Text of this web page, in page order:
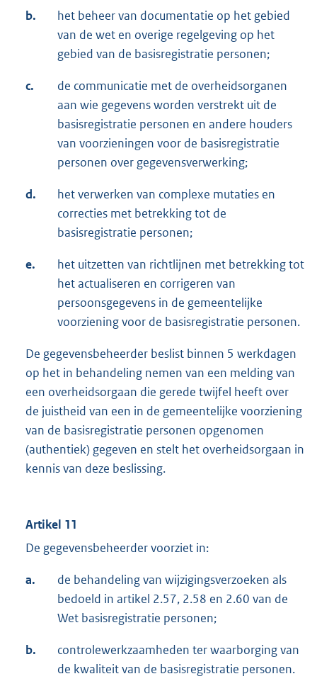
b.
het beheer van documentatie op het gebied
van de wet en overige regelgeving op het
gebied van de basisregistratie personen;
c.
de communicatie met de overheidsorganen
aan wie gegevens worden verstrekt uit de
basisregistratie personen en andere houders
van voorzieningen voor de basisregistratie
personen over gegevensverwerking;
d.
het verwerken van complexe mutaties en
correcties met betrekking tot de
basisregistratie personen;
e.
het uitzetten van richtlijnen met betrekking tot
het actualiseren en corrigeren van
persoonsgegevens in de gemeentelijke
voorziening voor de basisregistratie personen.
De gegevensbeheerder beslist binnen 5 werkdagen
op het in behandeling nemen van een melding van
een overheidsorgaan die gerede twijfel heeft over
de juistheid van een in de gemeentelijke voorziening
van de basisregistratie personen opgenomen
(authentiek) gegeven en stelt het overheidsorgaan in
kennis van deze beslissing.
Artikel 11
De gegevensbeheerder voorziet in:
a.
de behandeling van wijzigingsverzoeken als
bedoeld in artikel 2.57, 2.58 en 2.60 van de
Wet basisregistratie personen;
b.
controlewerkzaamheden ter waarborging van
de kwaliteit van de basisregistratie personen.